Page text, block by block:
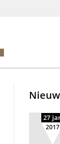
27
2017